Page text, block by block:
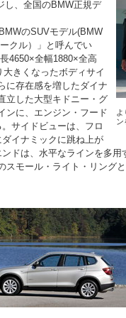
ン
し、全国のBMW正規デ
のSUVモデル(BMW
クル）」と呼んでい
4650×全幅1880×全高
きくなったボディサイ
に存在感を増したダイナ
立した大型キドニー・グ
ンに、エンジン・フード
サイドビューは、フロ
イナミックに跳ね上が
ドは、水平なラインを多
スモール・ライト・リング